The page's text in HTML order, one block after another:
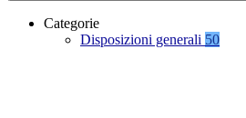
Categorie
Disposizioni generali 50